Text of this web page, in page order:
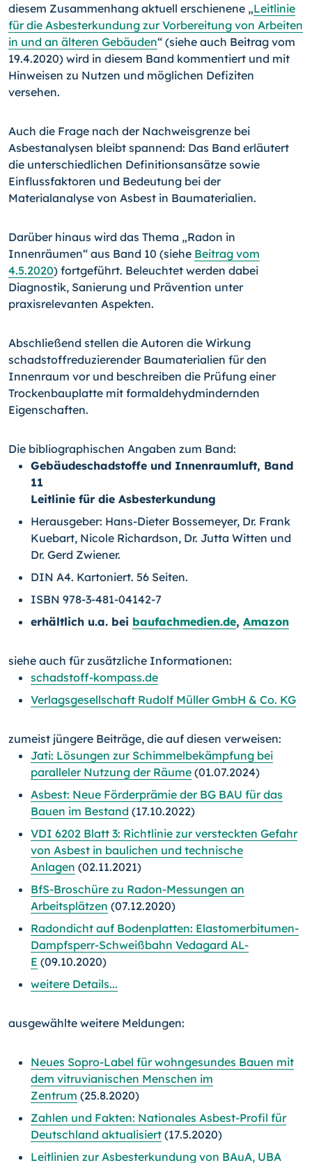
diesem Zusammenhang aktuell erschienene „Leitlinie
für die Asbesterkundung zur Vorbereitung von Arbeiten
in und an älteren Gebäuden“ (siehe auch Beitrag vom
19.4.2020) wird in diesem Band kommentiert und mit
Hinweisen zu Nutzen und möglichen Defiziten
versehen.
Auch die Frage nach der Nachweisgrenze bei
Asbestanalysen bleibt spannend: Das Band erläutert
die unterschiedlichen Definitionsansätze sowie
Einflussfaktoren und Bedeutung bei der
Materialanalyse von Asbest in Baumaterialien.
Darüber hinaus wird das Thema „Radon in
Innenräumen“ aus Band 10 (siehe Beitrag vom
4.5.2020) fortgeführt. Beleuchtet werden dabei
Diagnostik, Sanierung und Prävention unter
praxisrelevanten Aspekten.
Abschließend stellen die Autoren die Wirkung
schadstoffreduzierender Baumaterialien für den
Innenraum vor und beschreiben die Prüfung einer
Trockenbauplatte mit formaldehydmindernden
Eigenschaften.
Die bibliographischen Angaben zum Band:
Gebäudeschadstoffe und Innenraumluft, Band
11
Leitlinie für die Asbesterkundung
Herausgeber: Hans-Dieter Bossemeyer, Dr. Frank
Kuebart, Nicole Richardson, Dr. Jutta Witten und
Dr. Gerd Zwiener.
DIN A4. Kartoniert. 56 Seiten.
ISBN 978-3-481-04142-7
erhältlich u.a. bei baufachmedien.de, Amazon
siehe auch für zusätzliche Informationen:
schadstoff-kompass.de
Verlagsgesellschaft Rudolf Müller GmbH & Co. KG
zumeist jüngere Beiträge, die auf diesen verweisen:
Jati: Lösungen zur Schimmelbekämpfung bei
paralleler Nutzung der Räume (01.07.2024)
Asbest: Neue Förderprämie der BG BAU für das
Bauen im Bestand (17.10.2022)
VDI 6202 Blatt 3: Richtlinie zur versteckten Gefahr
von Asbest in baulichen und technische
Anlagen (02.11.2021)
BfS-Broschüre zu Radon-Messungen an
Arbeitsplätzen (07.12.2020)
Radondicht auf Bodenplatten: Elastomerbitumen-
Dampfsperr-Schweißbahn Vedagard AL-
E (09.10.2020)
weitere Details...
ausgewählte weitere Meldungen:
Neues Sopro-Label für wohngesundes Bauen mit
dem vitruvianischen Menschen im
Zentrum (25.8.2020)
Zahlen und Fakten: Nationales Asbest-Profil für
Deutschland aktualisiert (17.5.2020)
Leitlinien zur Asbesterkundung von BAuA, UBA